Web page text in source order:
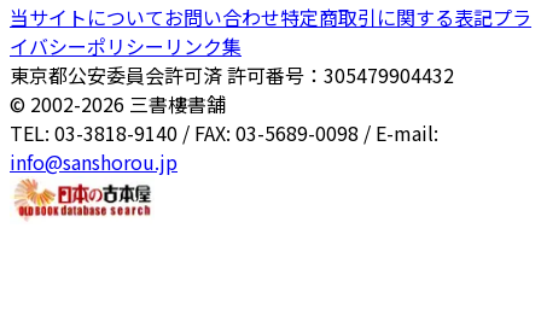
当サイトについてお問い合わせ特定商取引に関する表記プラ
イバシーポリシー リンク集
東京都公安委員会許可済 許可番号：305479904432
© 2002-2026 三書樓書舗
TEL: 03-3818-9140 / FAX: 03-5689-0098 / E-mail:
info@sanshorou.jp